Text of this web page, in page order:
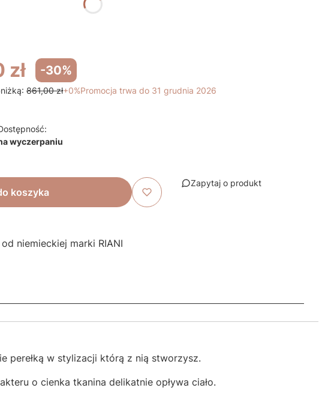
zł -30%
861,00 zł+0%Promocja trwa do 31 grudnia 2026
wyczerpaniu
koszyka
Zapytaj o produkt
niemieckiej marki RIANI
perełką w stylizacji którą z nią stworzysz.
o cienka tkanina delikatnie opływa ciało.